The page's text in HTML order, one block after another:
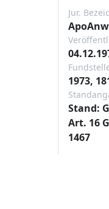
Jur.
1973,
Stand:
Art. 16
1467